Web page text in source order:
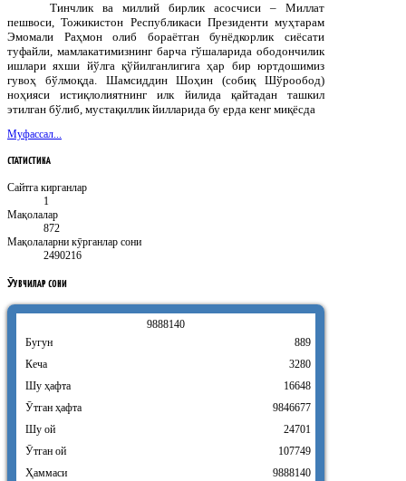
Тинчлик ва миллий бирлик асосчиси – Миллат
пешвоси, Тожикистон Республикаси Президенти муҳтарам
Эмомали Раҳмон олиб бораётган бунёдкорлик сиёсати
туфайли, мамлакатимизнинг барча гўшаларида ободончилик
ишлари яхши йўлга қўйилганлигига ҳар бир юртдошимиз
гувоҳ бўлмоқда. Шамсиддин Шоҳин (собиқ Шўрообод)
ноҳияси истиқлолиятнинг илк йилида қайтадан ташкил
этилган бўлиб, мустақиллик йилларида бу ерда кенг миқёсда
Муфассал...
СТАТИСТИКА
Сайтга кирганлар
1
Мақолалар
872
Мақолаларни кӯрганлар сони
2490216
ӮҚУВЧИЛАРСОНИ
9888140
Бугун
Кеча
Шу ҳафта
Ӯтган ҳафта
Шу ой
Ӯтган ой
Ҳаммаси
889
3280
16648
9846677
24701
107749
9888140